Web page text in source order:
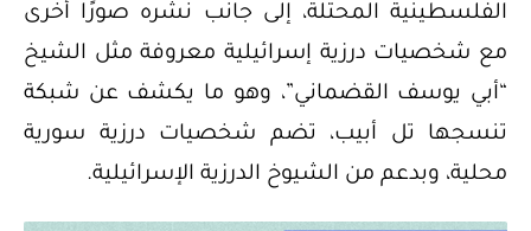
الفلسطينية المحتلة، إلى جانب نشره صورًا أخرى
مع شخصيات درزية إسرائيلية معروفة مثل الشيخ
“أبي يوسف القضماني”، وهو ما يكشف عن شبكة
تنسجها تل أبيب، تضم شخصيات درزية سورية
محلية، وبدعم من الشيوخ الدرزية الإسرائيلية.